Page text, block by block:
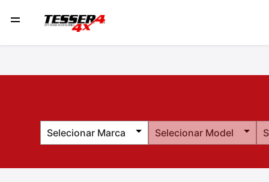
Selecionar Marca
Selecionar Model